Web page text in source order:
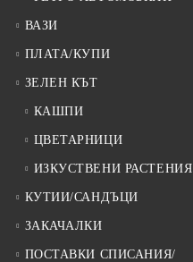
ВАЗИ
ПЛАТА/КУПИ
ЗЕЛЕН КЪТ
КАШПИ
ЦВЕТАРНИЦИ
ИЗКУСТВЕНИ РАСТЕНИЯ
КУТИИ/САНДЪЦИ
ЗАКАЧАЛКИ
ПОСТАВКИ СПИСАНИЯ/